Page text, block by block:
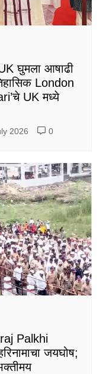
घुमला आषाढी
London
UK मध्ये
2026 0
Palkhi
जयघोष;